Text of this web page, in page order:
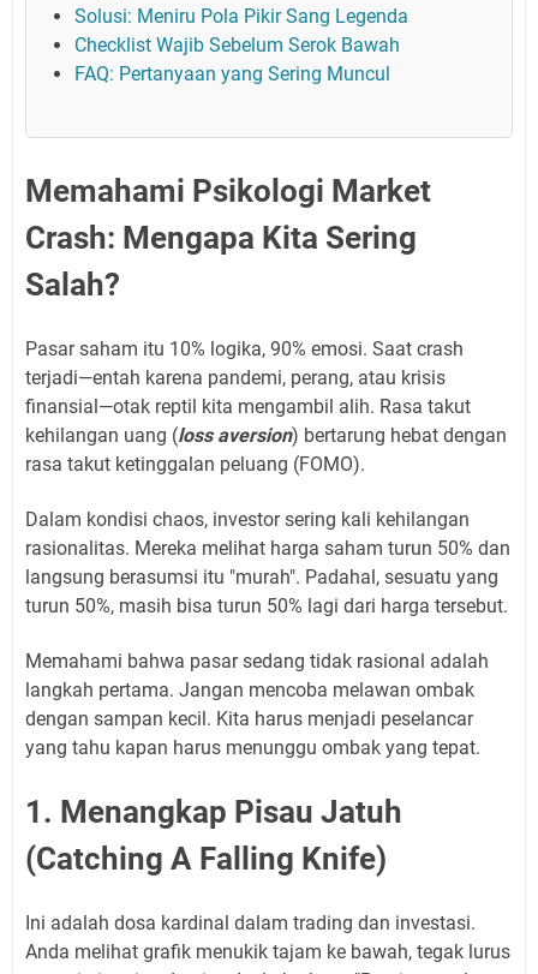
Solusi: Meniru Pola Pikir Sang Legenda
Checklist Wajib Sebelum Serok Bawah
FAQ: Pertanyaan yang Sering Muncul
Memahami Psikologi Market
Crash: Mengapa Kita Sering
Salah?
Pasar saham itu 10% logika, 90% emosi. Saat crash
terjadi—entah karena pandemi, perang, atau krisis
finansial—otak reptil kita mengambil alih. Rasa takut
kehilangan uang (loss aversion) bertarung hebat dengan
rasa takut ketinggalan peluang (FOMO).
Dalam kondisi chaos, investor sering kali kehilangan
rasionalitas. Mereka melihat harga saham turun 50% dan
langsung berasumsi itu "murah". Padahal, sesuatu yang
turun 50%, masih bisa turun 50% lagi dari harga tersebut.
Memahami bahwa pasar sedang tidak rasional adalah
langkah pertama. Jangan mencoba melawan ombak
dengan sampan kecil. Kita harus menjadi peselancar
yang tahu kapan harus menunggu ombak yang tepat.
1. Menangkap Pisau Jatuh
(Catching A Falling Knife)
Ini adalah dosa kardinal dalam trading dan investasi.
Anda melihat grafik menukik tajam ke bawah, tegak lurus